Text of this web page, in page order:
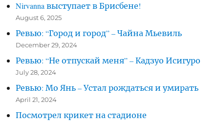
Nirvanna выступает в Брисбене!
August 6, 2025
Ревью: “Город и город” – Чайна Мьевиль
December 29, 2024
Ревью: “Не отпускай меня” – Кадзуо Исигуро
July 28, 2024
Ревью: Мо Янь – Устал рождаться и умирать
April 21, 2024
Посмотрел крикет на стадионе